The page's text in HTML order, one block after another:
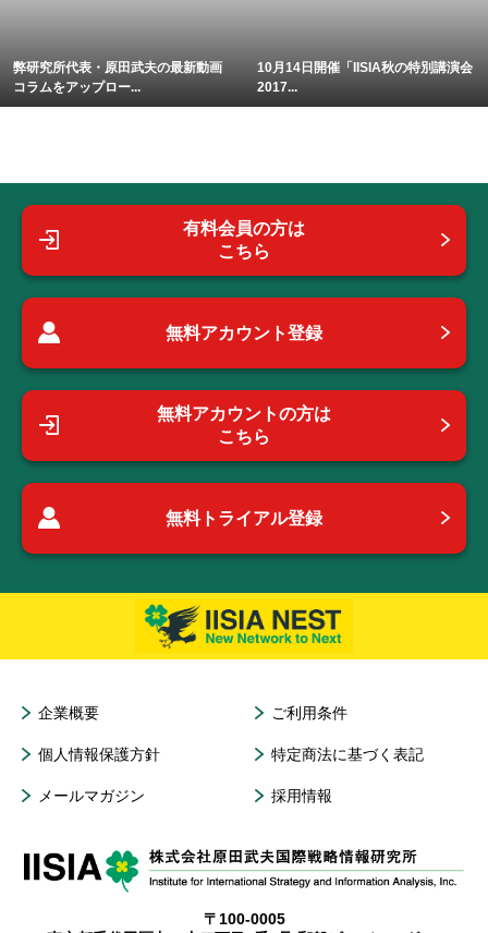
弊研究所代表・原田武夫の最新動画
コラムをアップロー...
10月14日開催「IISIA秋の特別講演会
2017...
有料会員の方は
こちら
無料アカウント登録
無料アカウントの方は
こちら
無料トライアル登録
企業概要 ご利用条件
個人情報保護方針 特定商法に基づく表記
メールマガジン 採用情報
〒100-0005